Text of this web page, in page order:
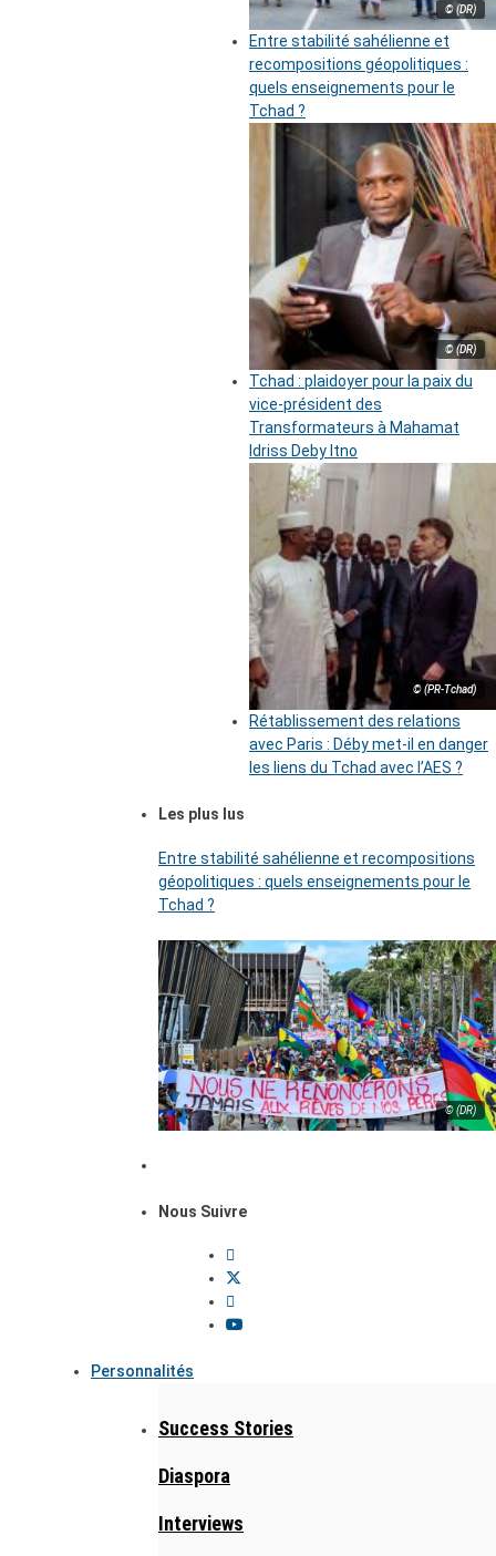
© (DR)
Entre stabilité sahélienne et
recompositions géopolitiques :
quels enseignements pour le
Tchad ?
© (DR)
Tchad : plaidoyer pour la paix du
vice-président des
Transformateurs à Mahamat
Idriss Deby Itno
© (PR-Tchad)
Rétablissement des relations
avec Paris : Déby met-il en danger
les liens du Tchad avec l’AES ?
Les plus lus
Entre stabilité sahélienne et recompositions
géopolitiques : quels enseignements pour le
Tchad ?
© (DR)
Nous Suivre
Personnalités
Success Stories
Diaspora
Interviews